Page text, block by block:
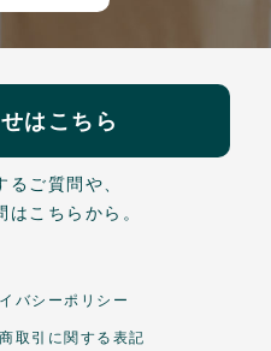
はこちら
ご質問や、
こちらから。
バシーポリシー
取引に関する表記